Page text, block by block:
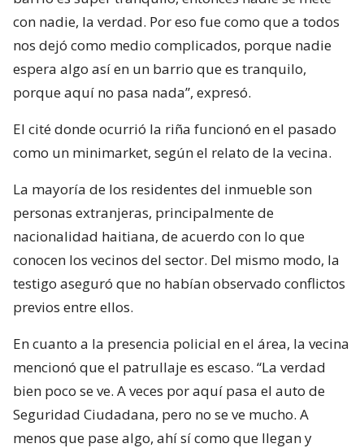
con nadie, la verdad. Por eso fue como que a todos
nos dejó como medio complicados, porque nadie
espera algo así en un barrio que es tranquilo,
porque aquí no pasa nada”, expresó.
El cité donde ocurrió la riña funcionó en el pasado
como un minimarket, según el relato de la vecina.
La mayoría de los residentes del inmueble son
personas extranjeras, principalmente de
nacionalidad haitiana, de acuerdo con lo que
conocen los vecinos del sector. Del mismo modo, la
testigo aseguró que no habían observado conflictos
previos entre ellos.
En cuanto a la presencia policial en el área, la vecina
mencionó que el patrullaje es escaso. “La verdad
bien poco se ve. A veces por aquí pasa el auto de
Seguridad Ciudadana, pero no se ve mucho. A
menos que pase algo, ahí sí como que llegan y